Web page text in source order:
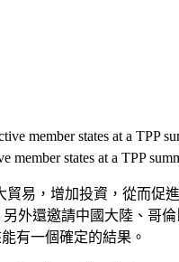
member states at a TPP
貿易，增加投資，從而促
外還邀請中國大陸、哥
有一個確定的結果。